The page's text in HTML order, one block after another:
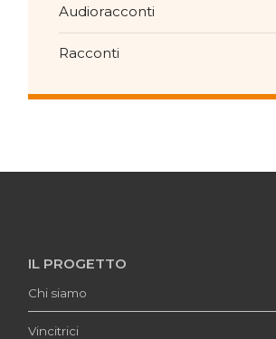
Audioracconti
Racconti
IL PROGETTO
Chi siamo
Vincitrici